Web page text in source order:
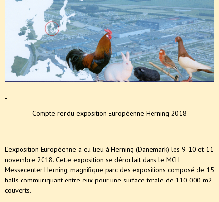
Compte rendu exposition Européenne Herning 2018
L’exposition Européenne a eu lieu à Herning (Danemark) les 9-10 et 11
novembre 2018. Cette exposition se déroulait dans le MCH
Messecenter Herning, magnifique parc des expositions composé de 15
halls communiquant entre eux pour une surface totale de 110 000 m2
couverts.